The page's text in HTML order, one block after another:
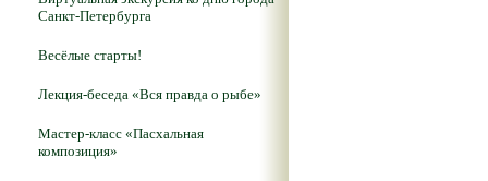
Санкт-Петербурга
Весёлые старты!
Лекция-беседа «Вся правда о рыбе»
Мастер-класс «Пасхальная
композиция»